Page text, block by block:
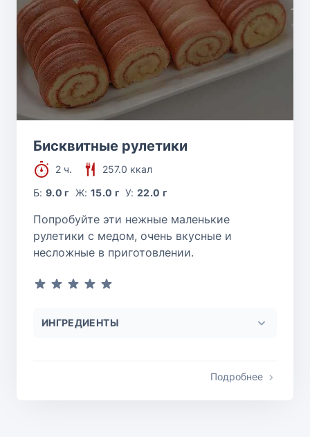
Бисквитные рулетики
2 ч.
257.0 ккал
Б:9.0 г Ж: 15.0 г У:22.0 г
Попробуйте эти нежные маленькие
рулетики с медом, очень вкусные и
несложные в приготовлении.
ИНГРЕДИЕНТЫ
Подробнее